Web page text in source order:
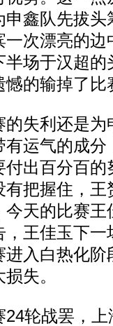
申鑫队先拔
一次漂亮的边
半场于汉超
的输掉了比
利还是为
有运气的成
付出百分百
有把握住，
今天的比赛
，王佳玉下
进入白热化
失。
轮战罢，上